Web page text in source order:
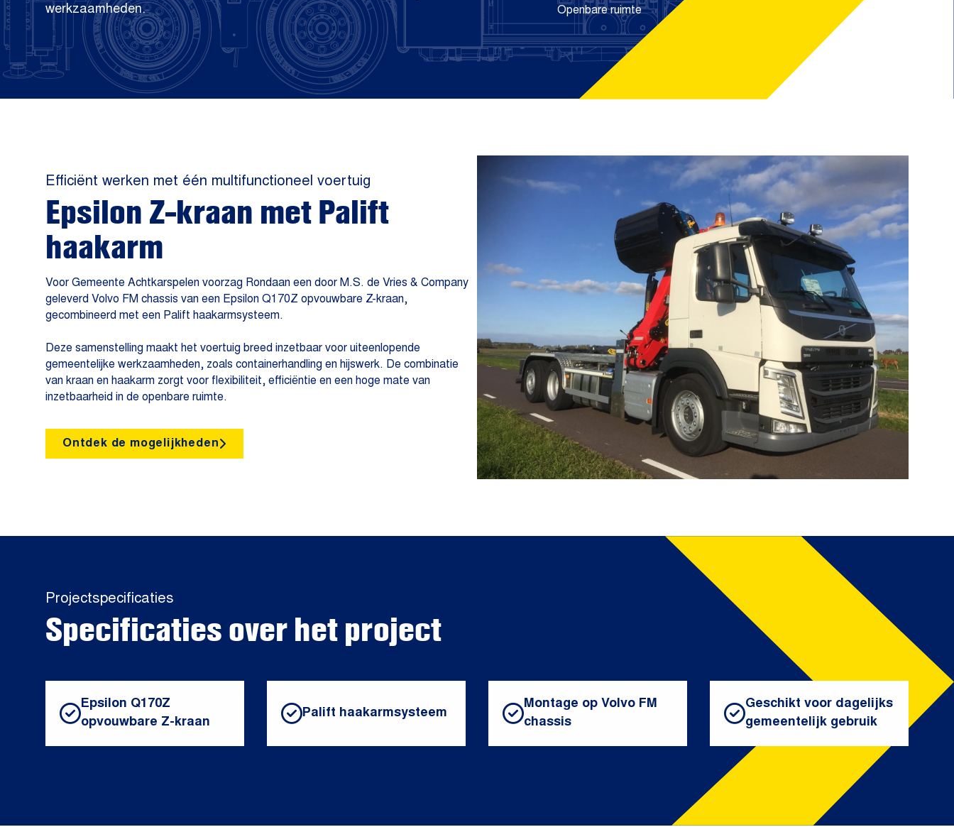
werkzaamheden.
Openbare ruimte
Efficiënt werken met één multifunctioneel voertuig
Epsilon Z-kraan met Palift
haakarm
Voor Gemeente Achtkarspelen voorzag Rondaan een door M.S. de Vries & Company
geleverd Volvo FM chassis van een Epsilon Q170Z opvouwbare Z-kraan,
gecombineerd met een Palift haakarmsysteem.
Deze samenstelling maakt het voertuig breed inzetbaar voor uiteenlopende
gemeentelijke werkzaamheden, zoals containerhandling en hijswerk. De combinatie
van kraan en haakarm zorgt voor flexibiliteit, efficiëntie en een hoge mate van
inzetbaarheid in de openbare ruimte.
Ontdek de mogelijkheden
Projectspecificaties
Specificaties over het project
Epsilon Q170Z
opvouwbare Z-kraan
Palift haakarmsysteem
Montage op Volvo FM
chassis
Geschikt voor dagelijks
gemeentelijk gebruik